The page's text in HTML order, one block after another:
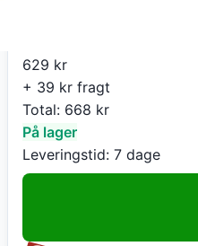
629 kr
+ 39 kr fragt
Total: 668 kr
På lager
Leveringstid: 7 dage